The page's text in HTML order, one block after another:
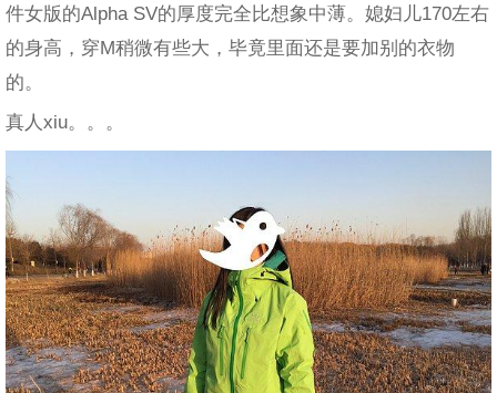
件女版的Alpha SV的厚度完全比想象中薄。媳妇儿170左右
的身高，穿M稍微有些大，毕竟里面还是要加别的衣物
的。
真人xiu。。。